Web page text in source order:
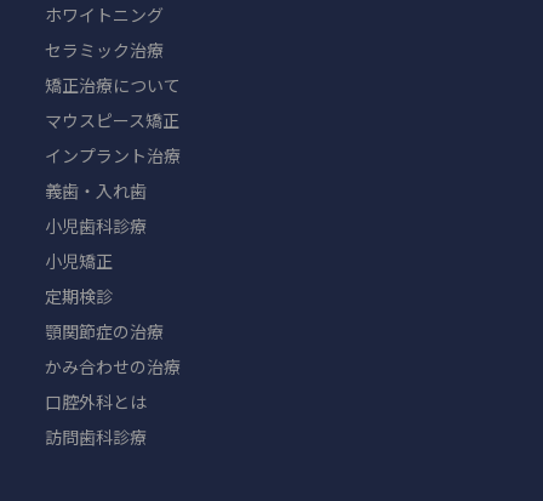
ホワイトニング
セラミック治療
矯正治療について
マウスピース矯正
インプラント治療
義歯・入れ歯
小児歯科診療
小児矯正
定期検診
顎関節症の治療
かみ合わせの治療
口腔外科とは
訪問歯科診療